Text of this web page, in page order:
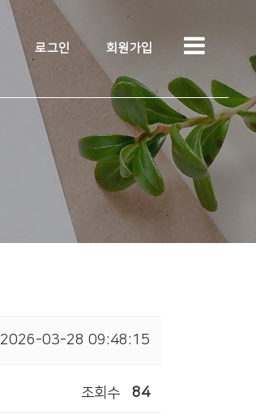
로그인 회원가입
2026-03-28 09:48:15
조회수 84